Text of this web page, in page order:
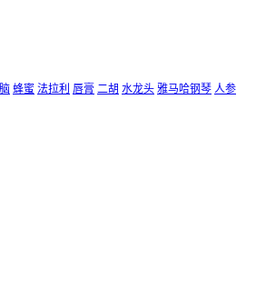
蜂蜜 法拉利 唇膏 二胡 水龙头 雅马哈钢琴 人参